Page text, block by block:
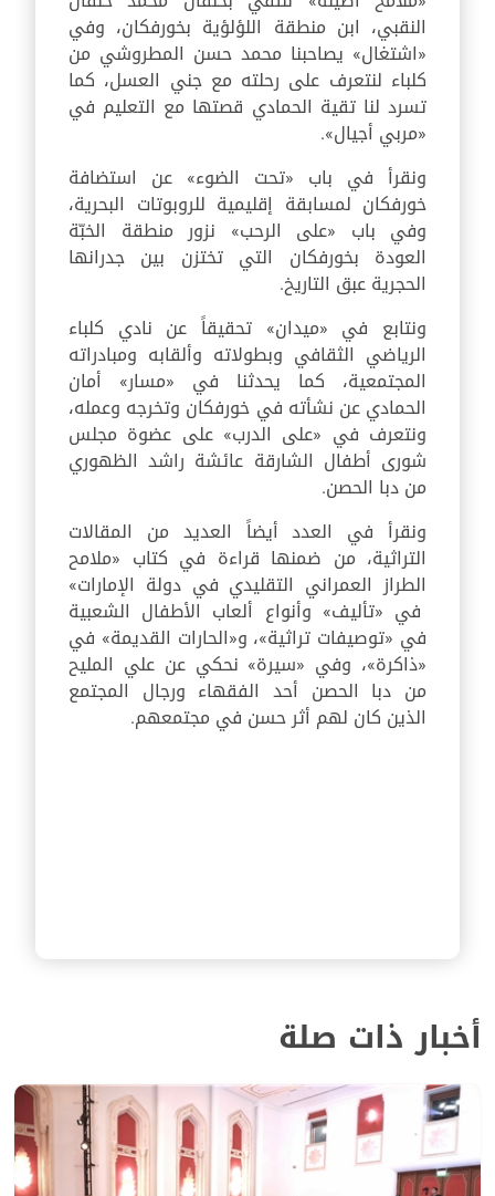
النقبي، ابن منطقة اللؤلؤية بخورفكان، وفي
«اشتغال» يصاحبنا محمد حسن المطروشي من
كلباء لنتعرف على رحلته مع جني العسل، كما
تسرد لنا تقية الحمادي قصتها مع التعليم في
«مربي أجيال».
ونقرأ في باب «تحت الضوء» عن استضافة
خورفكان لمسابقة إقليمية للروبوتات البحرية،
وفي باب «على الرحب» نزور منطقة الخبّة
العودة بخورفكان التي تختزن بين جدرانها
الحجرية عبق التاريخ.
ونتابع في «ميدان» تحقيقاً عن نادي كلباء
الرياضي الثقافي وبطولاته وألقابه ومبادراته
المجتمعية، كما يحدثنا في «مسار» أمان
الحمادي عن نشأته في خورفكان وتخرجه وعمله،
ونتعرف في «على الدرب» على عضوة مجلس
شورى أطفال الشارقة عائشة راشد الظهوري
من دبا الحصن.
ونقرأ في العدد أيضاً العديد من المقالات
التراثية، من ضمنها قراءة في كتاب «ملامح
الطراز العمراني التقليدي في دولة الإمارات»
في «تأليف» وأنواع ألعاب الأطفال الشعبية
في «توصيفات تراثية»، و«الحارات القديمة» في
«ذاكرة»، وفي «سيرة» نحكي عن علي المليح
من دبا الحصن أحد الفقهاء ورجال المجتمع
الذين كان لهم أثر حسن في مجتمعهم.
أخبار ذات صلة